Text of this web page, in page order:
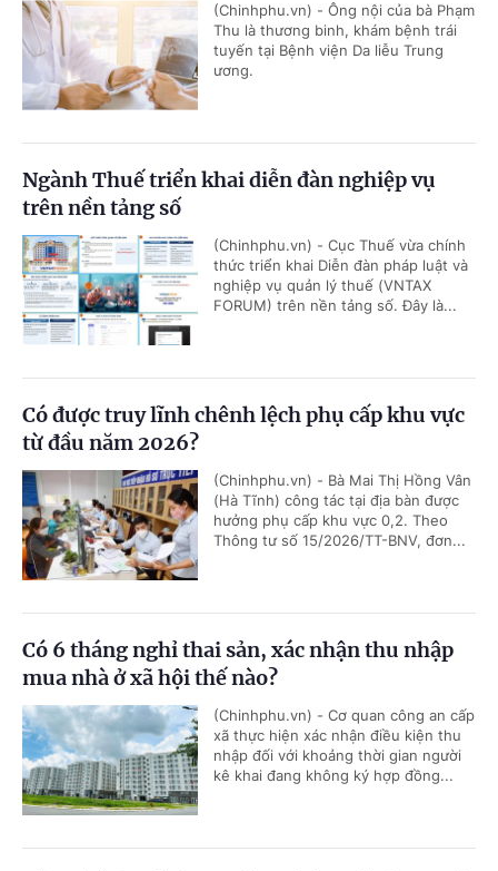
(Chinhphu.vn) - Ông nội của bà Phạm
Thu là thương binh, khám bệnh trái
tuyến tại Bệnh viện Da liễu Trung
ương.
Ngành Thuế triển khai diễn đàn nghiệp vụ
trên nền tảng số
(Chinhphu.vn) - Cục Thuế vừa chính
thức triển khai Diễn đàn pháp luật và
nghiệp vụ quản lý thuế (VNTAX
FORUM) trên nền tảng số. Đây là...
Có được truy lĩnh chênh lệch phụ cấp khu vực
từ đầu năm 2026?
(Chinhphu.vn) - Bà Mai Thị Hồng Vân
(Hà Tĩnh) công tác tại địa bàn được
hưởng phụ cấp khu vực 0,2. Theo
Thông tư số 15/2026/TT-BNV, đơn...
Có 6 tháng nghỉ thai sản, xác nhận thu nhập
mua nhà ở xã hội thế nào?
(Chinhphu.vn) - Cơ quan công an cấp
xã thực hiện xác nhận điều kiện thu
nhập đối với khoảng thời gian người
kê khai đang không ký hợp đồng...